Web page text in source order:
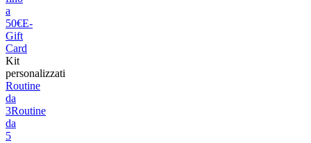
a
50€E-
Gift
Card
Kit
personalizzati
Routine
da
3Routine
da
5